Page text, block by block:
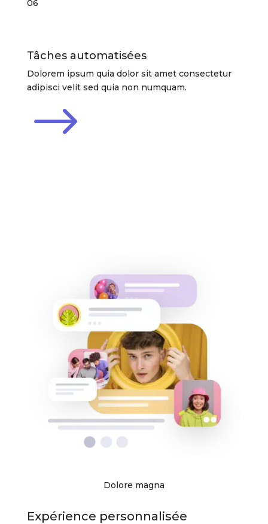
06
Tâches automatisées
Dolorem ipsum quia dolor sit amet consectetur
adipisci velit sed quia non numquam.
$
Dolore magna
Expérience personnalisée